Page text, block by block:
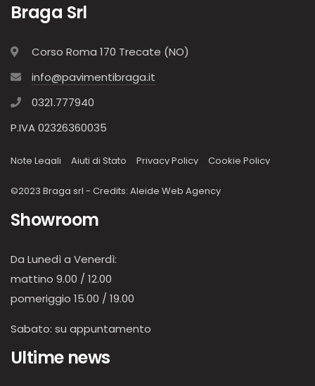
Braga Srl
Corso Roma 170 Trecate (NO)
info@pavimentibraga.it
0321.777940
P.IVA 02326360035
Note Legali Aiuti di Stato Privacy Policy Cookie Policy
©2023 Braga srl - Credits: Aleide Web Agency
Showroom
Da Lunedì a Venerdì:
mattino 9.00 / 12.00
pomeriggio 15.00 / 19.00
Sabato: su appuntamento
Ultime news